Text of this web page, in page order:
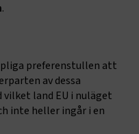
.
preferenstullen att
av dessa
vilket land EU i nuläget
inte heller ingår i en